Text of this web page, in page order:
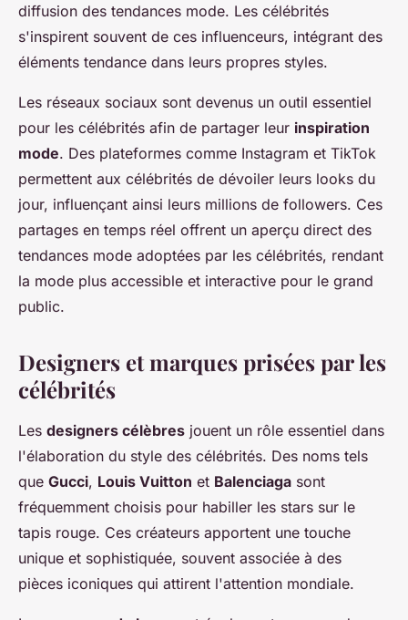
diffusion des tendances mode. Les célébrités
s'inspirent souvent de ces influenceurs, intégrant des
éléments tendance dans leurs propres styles.
Les réseaux sociaux sont devenus un outil essentiel
pour les célébrités afin de partager leur inspiration
mode. Des plateformes comme Instagram et TikTok
permettent aux célébrités de dévoiler leurs looks du
jour, influençant ainsi leurs millions de followers. Ces
partages en temps réel offrent un aperçu direct des
tendances mode adoptées par les célébrités, rendant
la mode plus accessible et interactive pour le grand
public.
Designers et marques prisées par les
célébrités
Les designers célèbres jouent un rôle essentiel dans
l'élaboration du style des célébrités. Des noms tels
que Gucci, Louis Vuitton et Balenciaga sont
fréquemment choisis pour habiller les stars sur le
tapis rouge. Ces créateurs apportent une touche
unique et sophistiquée, souvent associée à des
pièces iconiques qui attirent l'attention mondiale.